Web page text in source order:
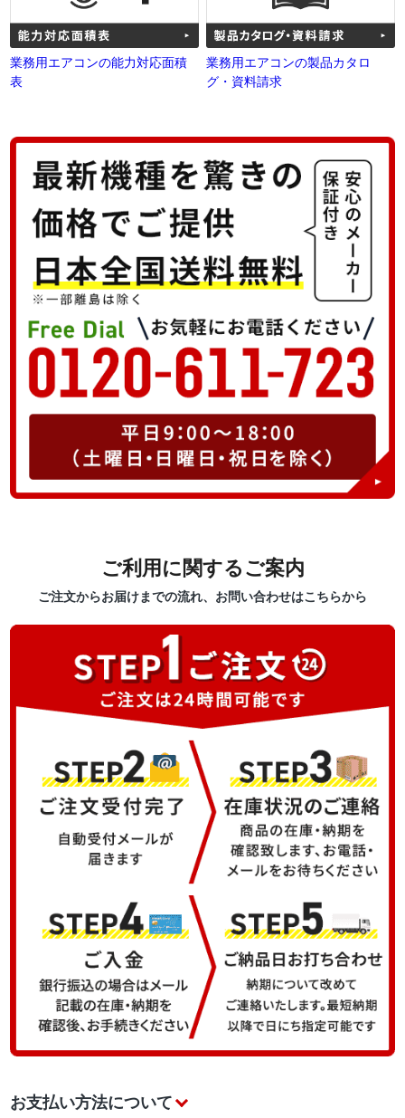
業務用エアコンの能力対応面積
表
業務用エアコンの製品カタロ
グ・資料請求
ご利用に関するご案内
ご注文からお届けまでの流れ、お問い合わせはこちらから
お支払い方法について